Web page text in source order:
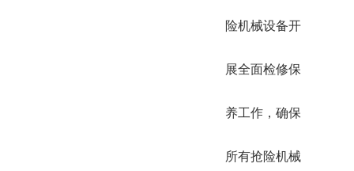
险机械设备开
展全面检修保
养工作，确保
所有抢险机械